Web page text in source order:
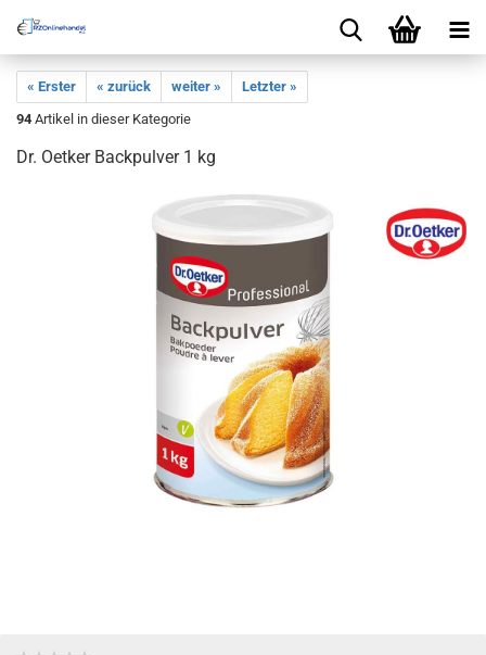
« Erster « zurück weiter »
Letzter »
94 Artikel in dieser Kategorie
Dr. Oetker Backpulver 1 kg